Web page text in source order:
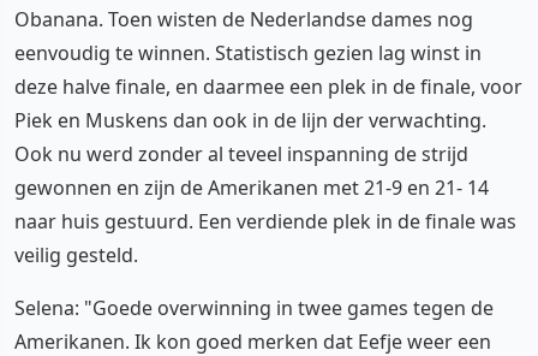
Obanana. Toen wisten de Nederlandse dames nog
eenvoudig te winnen. Statistisch gezien lag winst in
deze halve finale, en daarmee een plek in de finale, voor
Piek en Muskens dan ook in de lijn der verwachting.
Ook nu werd zonder al teveel inspanning de strijd
gewonnen en zijn de Amerikanen met 21-9 en 21- 14
naar huis gestuurd. Een verdiende plek in de finale was
veilig gesteld.
Selena: "Goede overwinning in twee games tegen de
Amerikanen. Ik kon goed merken dat Eefje weer een